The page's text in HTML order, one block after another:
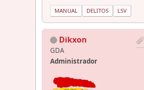
MANUAL DELITOS LSV
Dikxon
GDA
Administrador